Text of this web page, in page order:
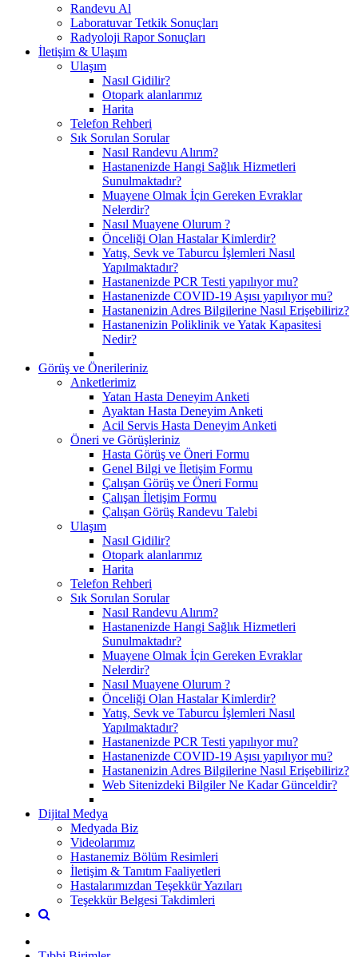
Randevu Al
Laboratuvar Tetkik Sonuçları
Radyoloji Rapor Sonuçları
İletişim & Ulaşım
Ulaşım
Nasıl Gidilir?
Otopark alanlarımız
Harita
Telefon Rehberi
Sık Sorulan Sorular
Nasıl Randevu Alırım?
Hastanenizde Hangi Sağlık Hizmetleri
Sunulmaktadır?
Muayene Olmak İçin Gereken Evraklar
Nelerdir?
Nasıl Muayene Olurum ?
Önceliği Olan Hastalar Kimlerdir?
Yatış, Sevk ve Taburcu İşlemleri Nasıl
Yapılmaktadır?
Hastanenizde PCR Testi yapılıyor mu?
Hastanenizde COVID-19 Aşısı yapılıyor mu?
Hastanenizin Adres Bilgilerine Nasıl Erişebiliriz?
Hastanenizin Poliklinik ve Yatak Kapasitesi
Nedir?
Görüş ve Önerileriniz
Anketlerimiz
Yatan Hasta Deneyim Anketi
Ayaktan Hasta Deneyim Anketi
Acil Servis Hasta Deneyim Anketi
Öneri ve Görüşleriniz
Hasta Görüş ve Öneri Formu
Genel Bilgi ve İletişim Formu
Çalışan Görüş ve Öneri Formu
Çalışan İletişim Formu
Çalışan Görüş Randevu Talebi
Ulaşım
Nasıl Gidilir?
Otopark alanlarımız
Harita
Telefon Rehberi
Sık Sorulan Sorular
Nasıl Randevu Alırım?
Hastanenizde Hangi Sağlık Hizmetleri
Sunulmaktadır?
Muayene Olmak İçin Gereken Evraklar
Nelerdir?
Nasıl Muayene Olurum ?
Önceliği Olan Hastalar Kimlerdir?
Yatış, Sevk ve Taburcu İşlemleri Nasıl
Yapılmaktadır?
Hastanenizde PCR Testi yapılıyor mu?
Hastanenizde COVID-19 Aşısı yapılıyor mu?
Hastanenizin Adres Bilgilerine Nasıl Erişebiliriz?
Web Sitenizdeki Bilgiler Ne Kadar Günceldir?
Dijital Medya
Medyada Biz
Videolarımız
Hastanemiz Bölüm Resimleri
İletişim & Tanıtım Faaliyetleri
Hastalarımızdan Teşekkür Yazıları
Teşekkür Belgesi Takdimleri